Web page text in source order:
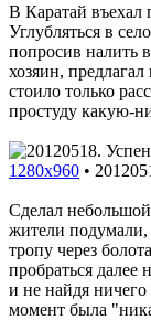
В Каратай
Углубляться в
попросив налить
хозяин,
стоило только
простуду какую-
1280x960 •
Сделал
жители подумали,
тропу через
пробраться далее
и не найдя
момент была